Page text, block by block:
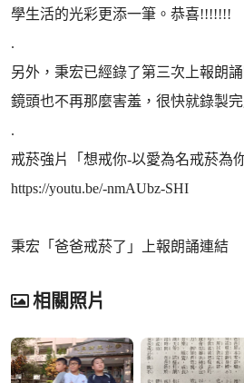
學生活的光彩更添一筆。恭喜!!!!!!!
.
另外，秉宏已經錄了第三次上報朗
鏡頭也不再那麼害羞，很快就錄製
.
戒菸強片「想戒你-以愛為名戒菸為
https://youtu.be/-nmAUbz-SHI
秉宏「爸爸戒菸了」上報朗誦連結
相關照片